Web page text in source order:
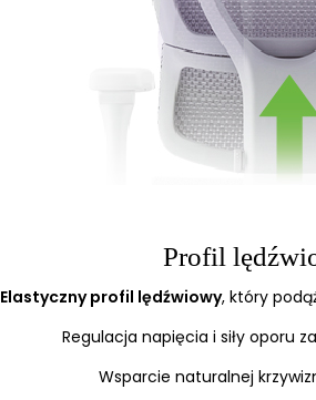
Profil
Elastyczny profil lędźwiowy, który
Regulacja napięcia i siły oporu
Wsparcie naturalnej